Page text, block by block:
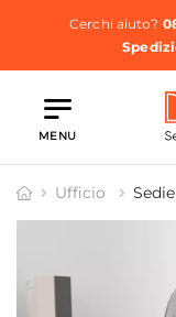
Cerchi aiuto?
MENU
Ufficio